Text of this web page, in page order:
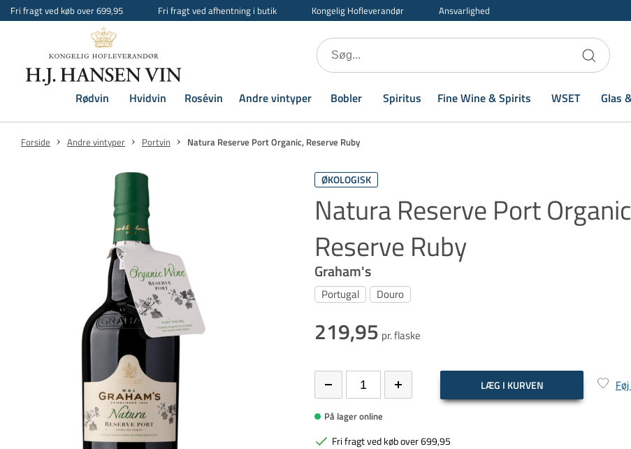
Fri fragt ved køb over 699,95 Fri fragt ved afhentning i butik Kongelig Hofleverandør Ansvarlighed
Rødvin Hvidvin Rosévin Andre vintyper Bobler Spiritus Fine Wine & Spirits WSET Glas
Forside Andre vintyper Portvin Natura Reserve Port Organic, Reserve Ruby
ØKOLOGISK
Natura Reserve Port
Reserve Ruby
Graham's
Portugal Douro
219,95 pr. flaske
LÆG I KURVEN
På lager online
Fri fragt ved køb over 699,95